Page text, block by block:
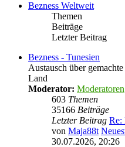
Bezness Weltweit
Themen
Beiträge
Letzter Beitrag
Bezness - Tunesien
Austausch über
Land
Moderator: Moderatoren
603 Themen
35166 Beiträge
Letzter Beitrag Re:
von Maja88t
30.07.2026, 20:26